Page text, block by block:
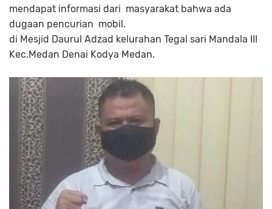
mendapat informasi dari masyarakat bahwa ada
dugaan pencurian mobil.
di Mesjid Daurul Adzad kelurahan Tegal sari Mandala III
Kec.Medan Denai Kodya Medan.